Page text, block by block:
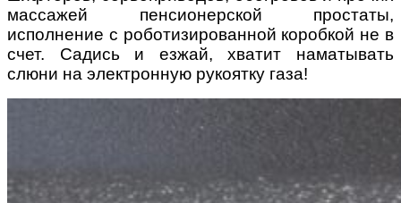
массажей пенсионерской простаты,
исполнение с роботизированной коробкой не в
счет. Садись и езжай, хватит наматывать
слюни на электронную рукоятку газа!